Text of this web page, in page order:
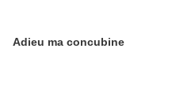
Adieu ma concubine